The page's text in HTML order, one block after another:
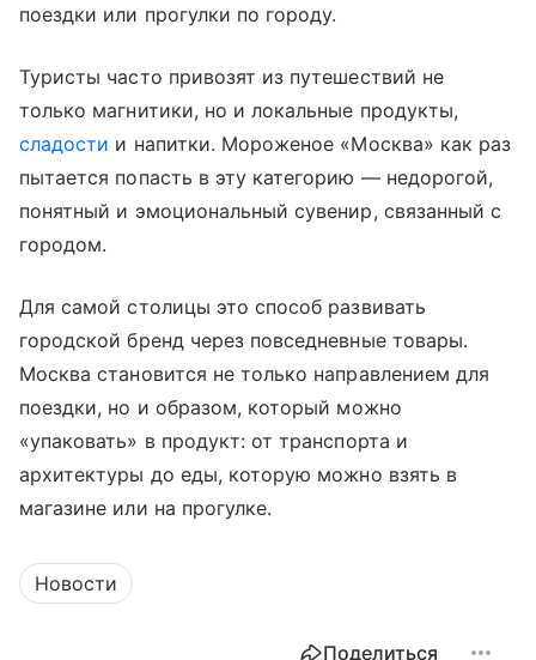
поездки или прогулки по городу.
Туристы часто привозят из путешествий не
только магнитики, но и локальные продукты,
сладости и напитки. Мороженое «Москва» как раз
пытается попасть в эту категорию — недорогой,
понятный и эмоциональный сувенир, связанный с
городом.
Для самой столицы это способ развивать
городской бренд через повседневные товары.
Москва становится не только направлением для
поездки, но и образом, который можно
«упаковать» в продукт: от транспорта и
архитектуры до еды, которую можно взять в
магазине или на прогулке.
Новости
Поделиться